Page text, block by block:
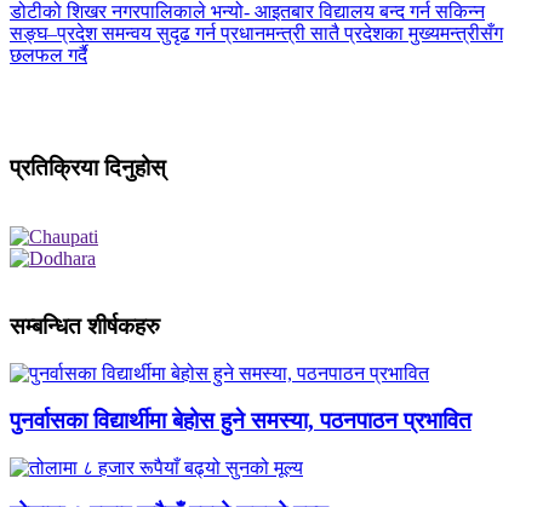
डोटीको शिखर नगरपालिकाले भन्यो- आइतबार विद्यालय बन्द गर्न सकिन्न
सङ्घ–प्रदेश समन्वय सुदृढ गर्न प्रधानमन्त्री सातै प्रदेशका मुख्यमन्त्रीसँग
छलफल गर्दै
प्रतिक्रिया दिनुहोस्
सम्बन्धित शीर्षकहरु
पुनर्वासका विद्यार्थीमा बेहोस हुने समस्या, पठनपाठन प्रभावित